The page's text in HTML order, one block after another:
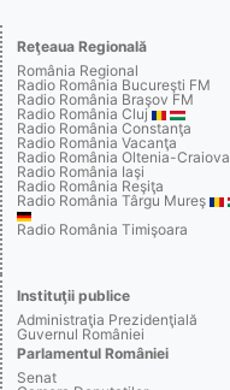
Reţeaua Regională
România Regional
Radio România Bucureşti FM
Radio România Braşov FM
Radio România Cluj
Radio România Constanţa
Radio România Vacanţa
Radio România Oltenia-Craiova
Radio România Iaşi
Radio România Reşiţa
Radio România Târgu Mureş
Radio România Timişoara
Instituţii publice
Administraţia Prezidenţială
Guvernul României
Parlamentul României
Senat